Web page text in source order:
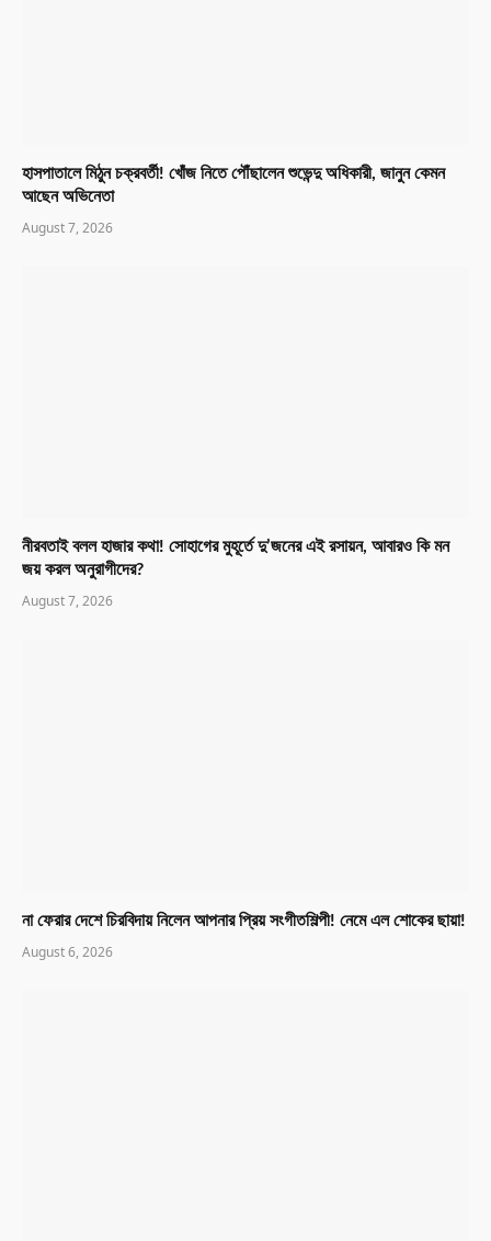
হাসপাতালে মিঠুন চক্রবর্তী! খোঁজ নিতে পৌঁছালেন শুভেন্দু অধিকারী, জানুন কেমন
আছেন অভিনেতা
August 7, 2026
নীরবতাই বলল হাজার কথা! সোহাগের মুহূর্তে দু’জনের এই রসায়ন, আবারও কি মন
জয় করল অনুরাগীদের?
August 7, 2026
না ফেরার দেশে চিরবিদায় নিলেন আপনার প্রিয় সংগীতশিল্পী! নেমে এল শোকের ছায়া!
August 6, 2026